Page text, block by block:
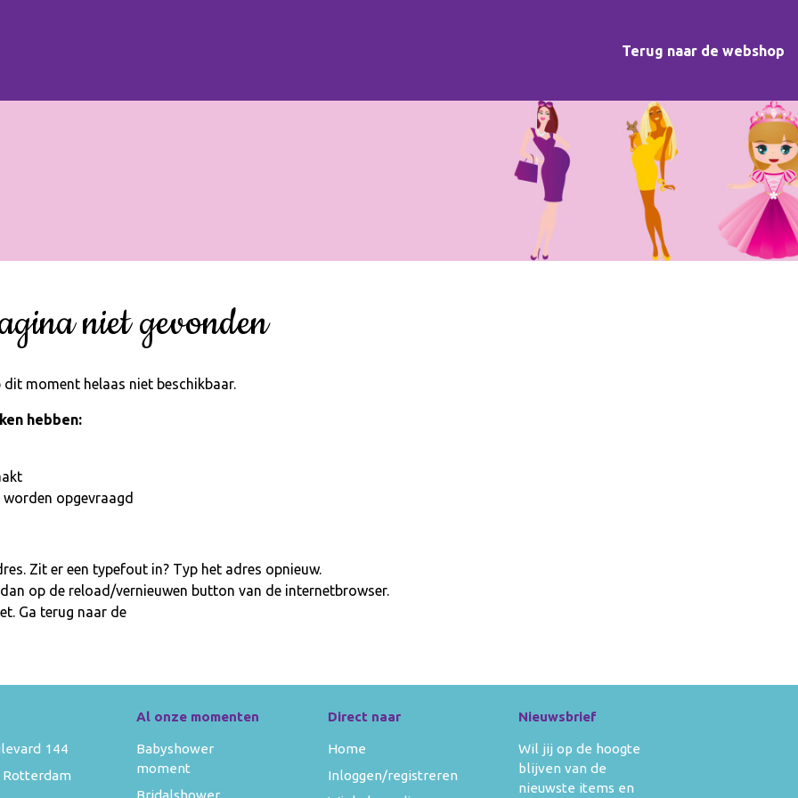
Terug naar de webshop
niet gevonden
moment helaas niet beschikbaar.
hebben:
opgevraagd
Zit er een typefout in? Typ het adres opnieuw.
op de reload/vernieuwen button van de internetbrowser.
Ga terug naar de
144
Al onze momenten
Babyshower
moment
Bridalshower
Direct naar
Home
Inloggen/registreren
Nieuwsbrief
Wil jij op de hoogte
blijven van de
nieuwste items en